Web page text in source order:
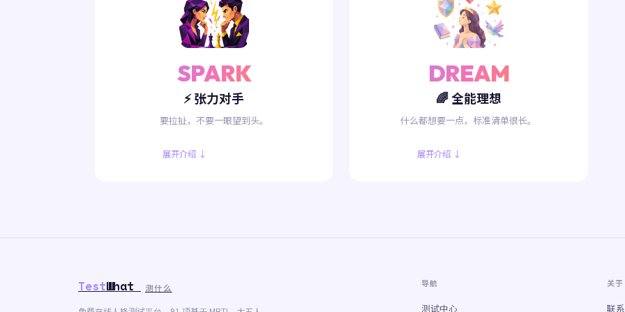
SPARK
⚡ 张力对手
要拉扯，不要一眼望到头。
展开介绍 ↓
DREAM
🌈 全能理想
什么都想要一点，标准清单很长。
展开介绍 ↓
TestWhat 测什么 导航
测试中心
关于
联